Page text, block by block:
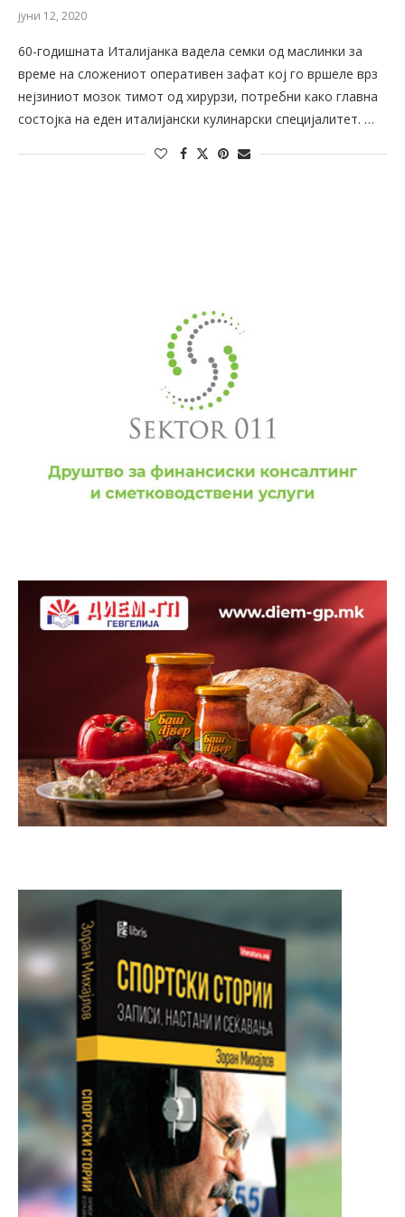
јуни 12, 2020
60-годишната Италијанка вадела семки од маслинки за
време на сложениот оперативен зафат кој го вршеле врз
нејзиниот мозок тимот од хирурзи, потребни како главна
состојка на еден италијански кулинарски специјалитет. …